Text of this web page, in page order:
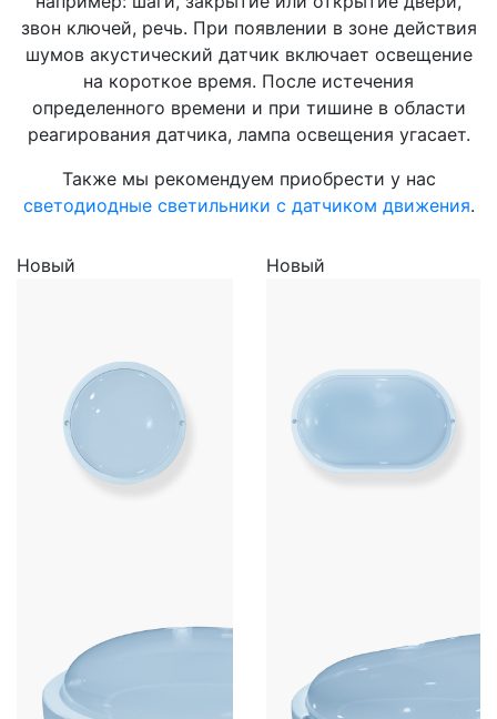
звон ключей, речь. При появлении в зоне действия
шумов акустический датчик включает освещение
на короткое время. После истечения
определенного времени и при тишине в области
реагирования датчика, лампа освещения угасает.
Также мы рекомендуем приобрести у нас
светодиодные светильники с датчиком движения.
Новый Новый